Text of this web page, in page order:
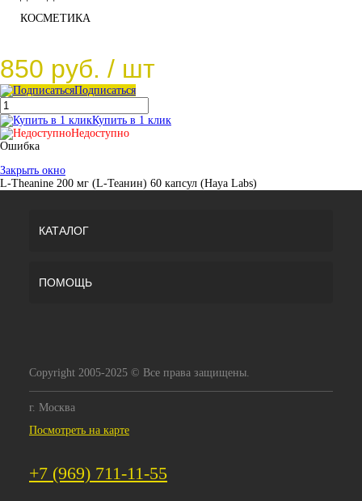
КОСМЕТИКА
850 руб. / шт
Подписаться
Купить в 1 клик
Недоступно
Ошибка
Закрыть окно
L-Theanine 200 мг (L-Теанин) 60 капсул (Haya Labs)
КАТАЛОГ
ПОМОЩЬ
Copyright 2005-2025 © Все права защищены.
г. Москва
Посмотреть на карте
+7 (969) 711-11-55